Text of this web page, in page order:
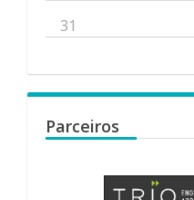
31
Parceiros